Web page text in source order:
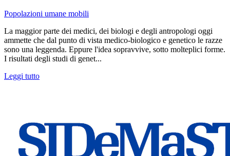
Popolazioni umane mobili
La maggior parte dei medici, dei biologi e degli antropologi oggi
ammette che dal punto di vista medico-biologico e genetico le razze
sono una leggenda. Eppure l'idea sopravvive, sotto molteplici forme.
I risultati degli studi di genet...
Leggi tutto